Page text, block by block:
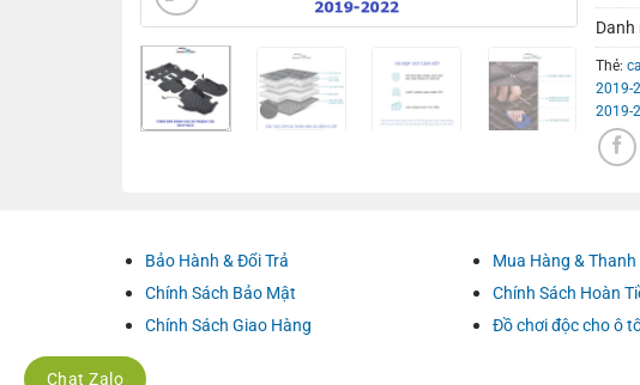
Danh
Thẻ:
2019-
2019-
Bảo Hành & Đổi Trả
Chính Sách Bảo Mật
Chính Sách Giao Hàng
Mua Hàng & Thanh
Chính Sách Hoàn
Đồ chơi độc cho ô
Chat Zalo